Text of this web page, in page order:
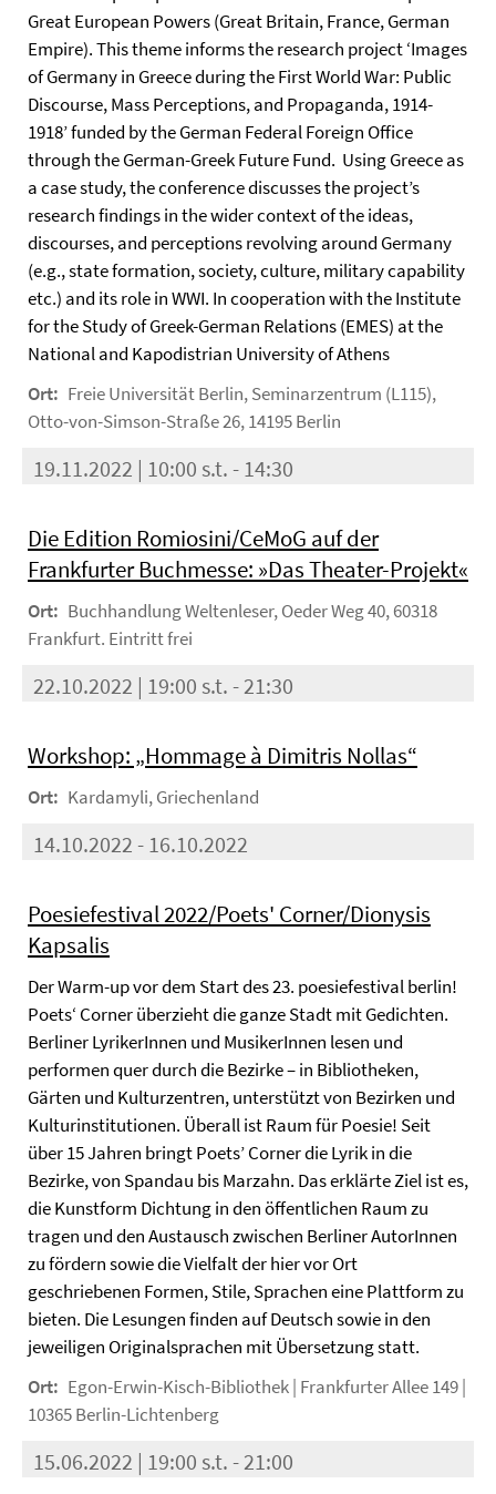
Great European Powers (Great Britain, France, German
Empire). This theme informs the research project ‘Images
of Germany in Greece during the First World War: Public
Discourse, Mass Perceptions, and Propaganda, 1914-
1918’ funded by the German Federal Foreign Office
through the German-Greek Future Fund. Using Greece as
a case study, the conference discusses the project’s
research findings in the wider context of the ideas,
discourses, and perceptions revolving around Germany
(e.g., state formation, society, culture, military capability
etc.) and its role in WWI. In cooperation with the Institute
for the Study of Greek-German Relations (EMES) at the
National and Kapodistrian University of Athens
Ort: Freie Universität Berlin, Seminarzentrum (L115),
Otto-von-Simson-Straße 26, 14195 Berlin
19.11.2022 | 10:00 s.t. - 14:30
Die Edition Romiosini/CeMoG auf der
Frankfurter Buchmesse: »Das Theater-Projekt«
Ort: Buchhandlung Weltenleser, Oeder Weg 40, 60318
Frankfurt. Eintritt frei
22.10.2022 | 19:00 s.t. - 21:30
Workshop: „Hommage à Dimitris Nollas“
Ort: Kardamyli, Griechenland
14.10.2022 - 16.10.2022
Poesiefestival 2022/Poets' Corner/Dionysis
Kapsalis
Der Warm-up vor dem Start des 23. poesiefestival berlin!
Poets‘ Corner überzieht die ganze Stadt mit Gedichten.
Berliner LyrikerInnen und MusikerInnen lesen und
performen quer durch die Bezirke – in Bibliotheken,
Gärten und Kulturzentren, unterstützt von Bezirken und
Kulturinstitutionen. Überall ist Raum für Poesie! Seit
über 15 Jahren bringt Poets’ Corner die Lyrik in die
Bezirke, von Spandau bis Marzahn. Das erklärte Ziel ist es,
die Kunstform Dichtung in den öffentlichen Raum zu
tragen und den Austausch zwischen Berliner AutorInnen
zu fördern sowie die Vielfalt der hier vor Ort
geschriebenen Formen, Stile, Sprachen eine Plattform zu
bieten. Die Lesungen finden auf Deutsch sowie in den
jeweiligen Originalsprachen mit Übersetzung statt.
Ort: Egon-Erwin-Kisch-Bibliothek | Frankfurter Allee 149 |
10365 Berlin-Lichtenberg
15.06.2022 | 19:00 s.t. - 21:00